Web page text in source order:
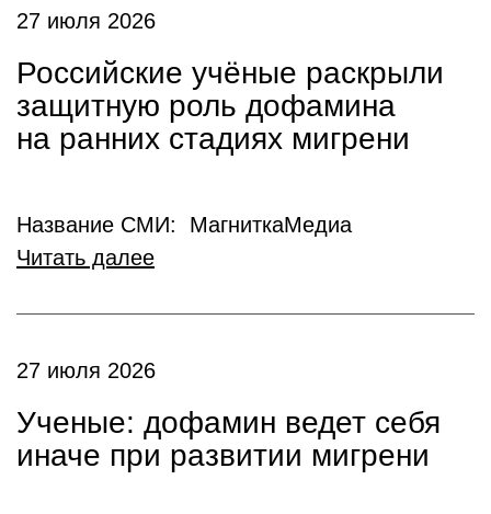
27 июля 2026
Российские учёные раскрыли
защитную роль дофамина
на ранних стадиях мигрени
Название СМИ: МагниткаМедиа
Читать далее
27 июля 2026
Ученые: дофамин ведет себя
иначе при развитии мигрени